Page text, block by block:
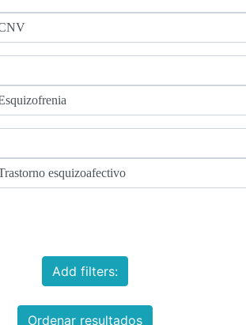
Add filters:
Ordenar resultados